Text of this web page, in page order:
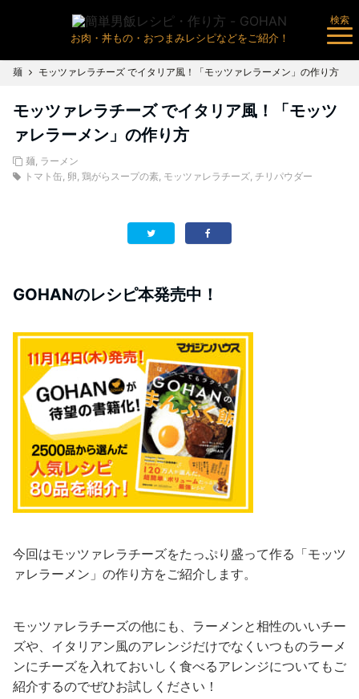
お肉・丼もの・おつまみレシピなどをご紹介！
検索
麺 モッツァレラチーズ でイタリア風！「モッツァレラーメン」の作り方
モッツァレラチーズ でイタリア風！「モッツ
ァレラーメン」の作り方
麺, ラーメン
トマト缶, 卵, 鶏がらスープの素, モッツァレラチーズ, チリパウダー
GOHANのレシピ本発売中！
今回はモッツァレラチーズをたっぷり盛って作る「モッツ
ァレラーメン」の作り方をご紹介します。
モッツァレラチーズの他にも、ラーメンと相性のいいチー
ズや、イタリアン風のアレンジだけでなくいつものラーメ
ンにチーズを入れておいしく食べるアレンジについてもご
紹介するのでぜひお試しください！